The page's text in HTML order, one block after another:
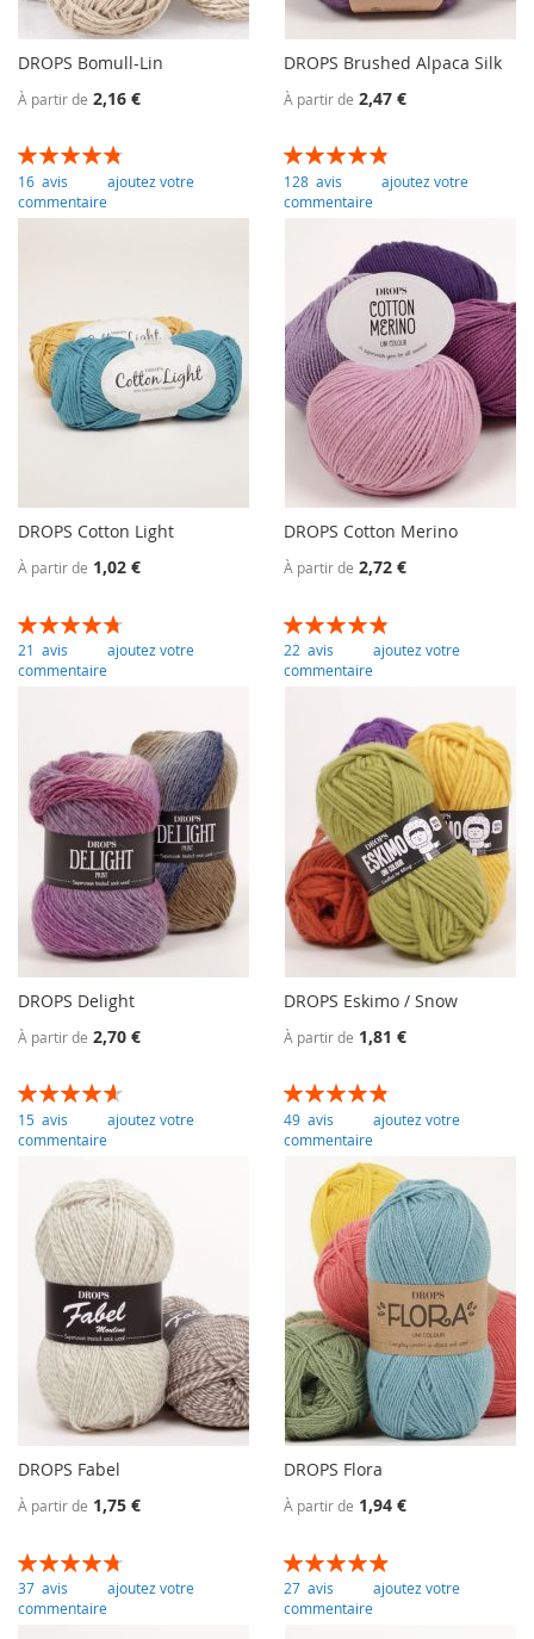
DROPS Bomull-Lin
À partir de 2,16 €
Évaluation:
97
% of100
16 avis
ajoutez votre
commentaire
DROPS Brushed Alpaca Silk
À partir de 2,47 €
Évaluation:
97
% of100
128 avis
ajoutez votre
commentaire
DROPS Cotton Light
À partir de 1,02 €
Évaluation:
95
% of100
21 avis
ajoutez votre
commentaire
DROPS Cotton Merino
À partir de 2,72 €
Évaluation:
97
% of100
22 avis
ajoutez votre
commentaire
DROPS Delight
À partir de 2,70 €
Évaluation:
93
% of100
15 avis
ajoutez votre
commentaire
DROPS Eskimo / Snow
À partir de 1,81 €
Évaluation:
97
% of100
49 avis
ajoutez votre
commentaire
DROPS Fabel
À partir de 1,75 €
Évaluation:
96
% of100
37 avis
ajoutez votre
commentaire
DROPS Flora
À partir de 1,94 €
Évaluation:
98
% of100
27 avis
ajoutez votre
commentaire